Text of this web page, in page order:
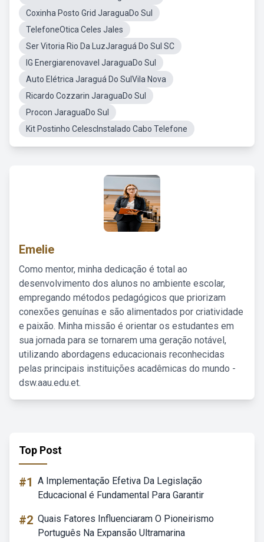
Coxinha Posto Grid JaraguaDo Sul
TelefoneOtica Celes Jales
Ser Vitoria Rio Da LuzJaraguá Do Sul SC
IG Energiarenovavel JaraguaDo Sul
Auto Elétrica Jaraguá Do SulVila Nova
Ricardo Cozzarin JaraguaDo Sul
Procon JaraguaDo Sul
Kit Postinho CelescInstalado Cabo Telefone
Emelie
Como mentor, minha dedicação é total ao
desenvolvimento dos alunos no ambiente escolar,
empregando métodos pedagógicos que priorizam
conexões genuínas e são alimentados por criatividade
e paixão. Minha missão é orientar os estudantes em
sua jornada para se tornarem uma geração notável,
utilizando abordagens educacionais reconhecidas
pelas principais instituições acadêmicas do mundo -
dsw.aau.edu.et.
Top Post
#1 A Implementação Efetiva Da Legislação
Educacional é Fundamental Para Garantir
#2 Quais Fatores Influenciaram O Pioneirismo
Português Na Expansão Ultramarina